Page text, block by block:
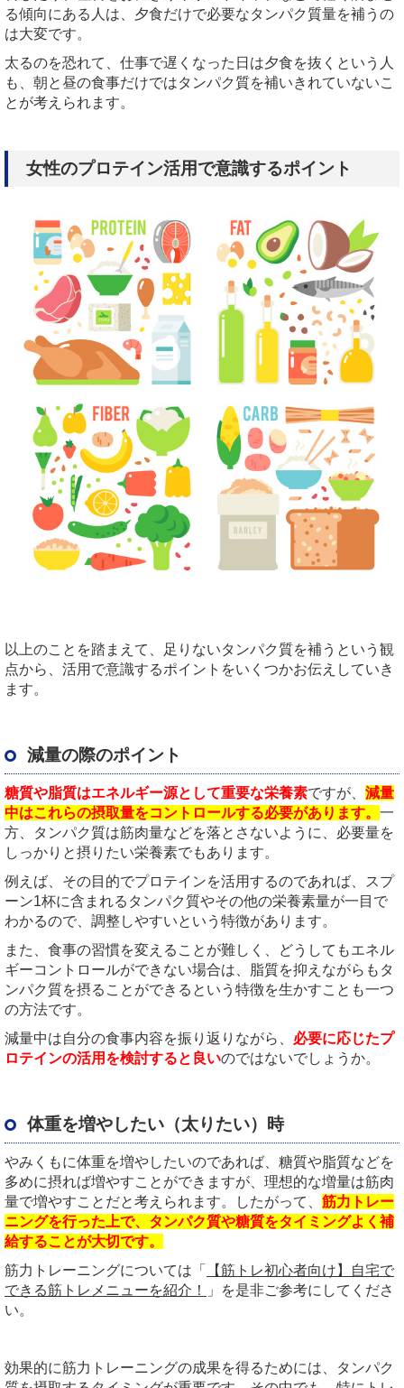
る傾向にある人は、夕食だけで必要なタンパク質量を補うの
は大変です。
太るのを恐れて、仕事で遅くなった日は夕食を抜くという人
も、朝と昼の食事だけではタンパク質を補いきれていないこ
とが考えられます。
女性のプロテイン活用で意識するポイント
以上のことを踏まえて、足りないタンパク質を補うという観
点から、活用で意識するポイントをいくつかお伝えしていき
ます。
減量の際のポイント
糖質や脂質はエネルギー源として重要な栄養素ですが、 減量
中はこれらの摂取量をコントロールする必要があります。 一
方、タンパク質は筋肉量などを落とさないように、必要量を
しっかりと摂りたい栄養素でもあります。
例えば、その目的でプロテインを活用するのであれば、スプ
ーン1杯に含まれるタンパク質やその他の栄養素量が一目で
わかるので、調整しやすいという特徴があります。
また、食事の習慣を変えることが難しく、どうしてもエネル
ギーコントロールができない場合は、脂質を抑えながらもタ
ンパク質を摂ることができるという特徴を生かすことも一つ
の方法です。
減量中は自分の食事内容を振り返りながら、 必要に応じたプ
ロテインの活用を検討すると良いのではないでしょうか。
体重を増やしたい（太りたい）時
やみくもに体重を増やしたいのであれば、糖質や脂質などを
多めに摂れば増やすことができますが、理想的な増量は筋肉
量で増やすことだと考えられます。したがって、 筋力トレー
ニングを行った上で、タンパク質や糖質をタイミングよく補
給することが大切です。
筋力トレーニングについては「
【筋トレ初心者向け】自宅で
できる筋トレメニューを紹介！
」を是非ご参考にしてくださ
い。
効果的に筋力トレーニングの成果を得るためには、タンパク